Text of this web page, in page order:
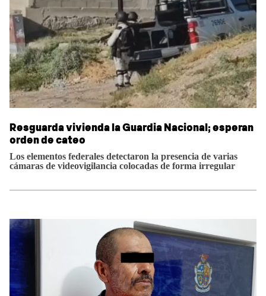
Resguarda vivienda la Guardia Nacional; esperan
orden de cateo
Los elementos federales detectaron la presencia de varias
cámaras de videovigilancia colocadas de forma irregular